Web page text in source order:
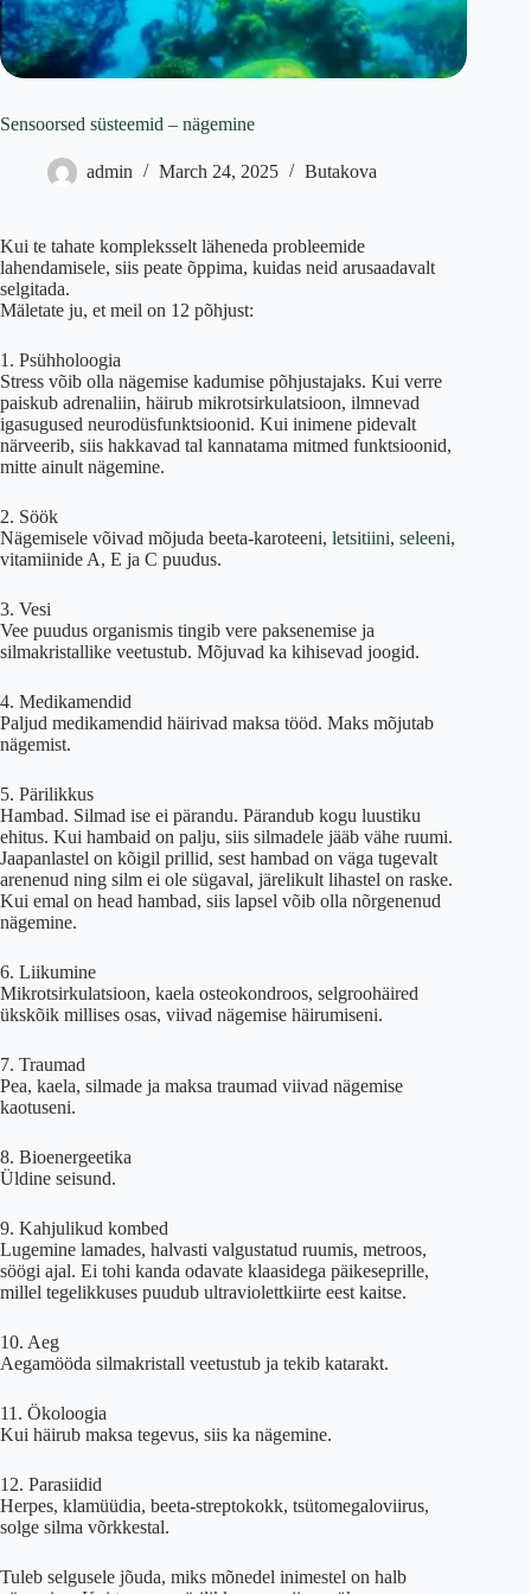
Sensoorsed süsteemid – nägemine
admin March 24, 2025 Butakova
Kui te tahate kompleksselt läheneda probleemide
lahendamisele, siis peate õppima, kuidas neid arusaadavalt
selgitada.
Mäletate ju, et meil on 12 põhjust:
1. Psühholoogia
Stress võib olla nägemise kadumise põhjustajaks. Kui verre
paiskub adrenaliin, häirub mikrotsirkulatsioon, ilmnevad
igasugused neurodüsfunktsioonid. Kui inimene pidevalt
närveerib, siis hakkavad tal kannatama mitmed funktsioonid,
mitte ainult nägemine.
2. Söök
Nägemisele võivad mõjuda beeta-karoteeni, letsitiini, seleeni,
vitamiinide A, E ja C puudus.
3. Vesi
Vee puudus organismis tingib vere paksenemise ja
silmakristallike veetustub. Mõjuvad ka kihisevad joogid.
4. Medikamendid
Paljud medikamendid häirivad maksa tööd. Maks mõjutab
nägemist.
5. Pärilikkus
Hambad. Silmad ise ei pärandu. Pärandub kogu luustiku
ehitus. Kui hambaid on palju, siis silmadele jääb vähe ruumi.
Jaapanlastel on kõigil prillid, sest hambad on väga tugevalt
arenenud ning silm ei ole sügaval, järelikult lihastel on raske.
Kui emal on head hambad, siis lapsel võib olla nõrgenenud
nägemine.
6. Liikumine
Mikrotsirkulatsioon, kaela osteokondroos, selgroohäired
ükskõik millises osas, viivad nägemise häirumiseni.
7. Traumad
Pea, kaela, silmade ja maksa traumad viivad nägemise
kaotuseni.
8. Bioenergeetika
Üldine seisund.
9. Kahjulikud kombed
Lugemine lamades, halvasti valgustatud ruumis, metroos,
söögi ajal. Ei tohi kanda odavate klaasidega päikeseprille,
millel tegelikkuses puudub ultraviolettkiirte eest kaitse.
10. Aeg
Aegamööda silmakristall veetustub ja tekib katarakt.
11. Ökoloogia
Kui häirub maksa tegevus, siis ka nägemine.
12. Parasiidid
Herpes, klamüüdia, beeta-streptokokk, tsütomegaloviirus,
solge silma võrkkestal.
Tuleb selgusele jõuda, miks mõnedel inimestel on halb